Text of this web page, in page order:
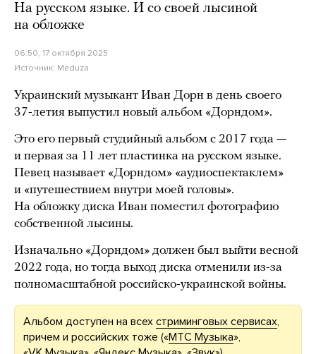
На русском языке. И со своей лысиной
на обложке
06:50, 17 октября 2025
Источник: Meduza
Украинский музыкант Иван Дорн в день своего
37-летия выпустил новый альбом «Дорндом».
Это его первый студийный альбом с 2017 года —
и первая за 11 лет пластинка на русском языке.
Певец называет «Дорндом» «аудиоспектаклем»
и «путешествием внутри моей головы».
На обложку диска Иван поместил фотографию
собственной лысины.
Изначально «Дорндом» должен был выйти весной
2022 года, но тогда выход диска отменили из-за
полномасштабной российско-украинской войны.
Альбом доступен на всех стриминговых сервисах,
причем и российских тоже («МТС Музыка»,